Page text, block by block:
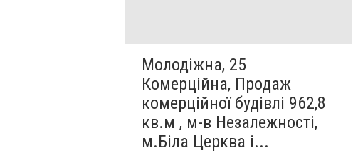
Молодіжна, 25
Комерційна, Продаж
комерційної будівлі 962,8
кв.м , м-в Незалежності,
м.Біла Церква і...